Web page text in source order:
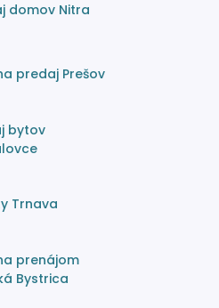
domov Nitra
predaj Prešov
bytov
Trnava
prenájom
Bystrica